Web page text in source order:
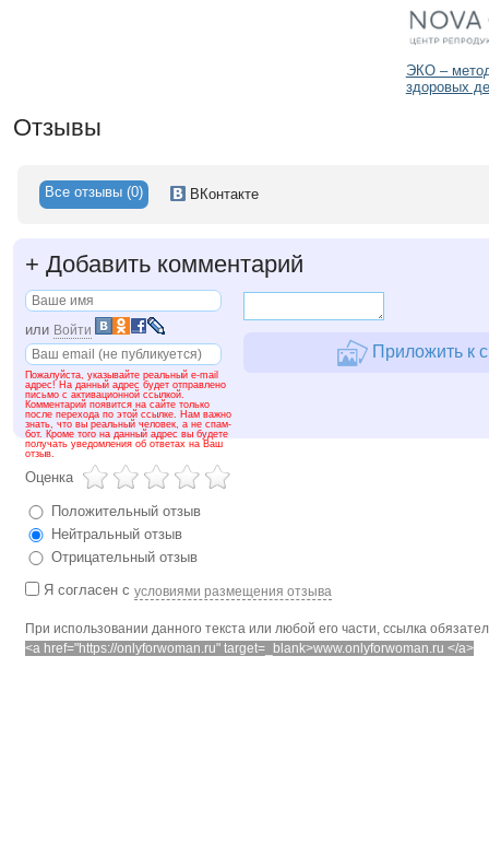
ЭКО –
здоровых
Отзывы
Все отзывы (0) ВКонтакте
+ Добавить комментарий
или Войти
Пожалуйста, указывайте реальный e-mail
адрес! На данный адрес будет отправлено
письмо с активационной ссылкой.
Комментарий появится на сайте только
после перехода по этой ссылке. Нам важно
знать, что вы реальный человек, а не спам-
бот. Кроме того на данный адрес вы будете
получать уведомления об ответах на Ваш
отзыв.
Оценка
Положительный отзыв
Нейтральный отзыв
Отрицательный отзыв
Приложить к
Я согласен с условиями размещения отзыва
При использовании данного текста или любой его части, ссылка
<a href="https://onlyforwoman.ru" target=_blank>www.onlyforwoman.ru </a>